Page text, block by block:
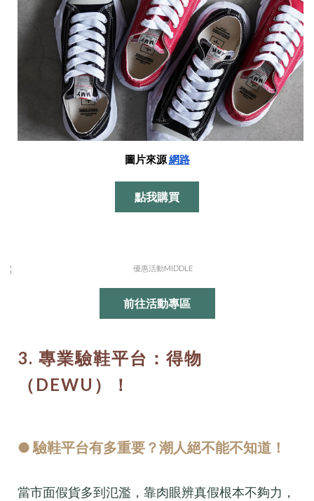
圖片來源網路
點我購買
前往活動專區
3. 專業驗鞋平台：得物
（DEWU）！
● 驗鞋平台有多重要？潮人絕不能不知道！
當市面假貨多到氾濫，靠肉眼辨真假根本不夠力，